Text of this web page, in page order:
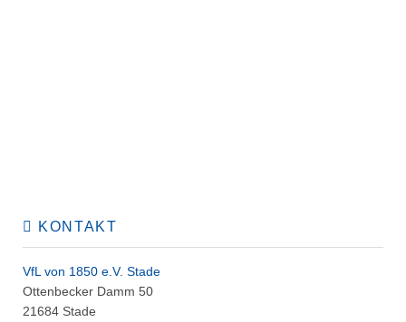
KONTAKT
VfL von 1850 e.V. Stade
Ottenbecker Damm 50
21684 Stade